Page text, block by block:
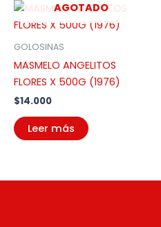
AGOTADO
GOLOSINAS
MASMELO ANGELITOS
FLORES X 500G (1976)
$14.000
Leer más